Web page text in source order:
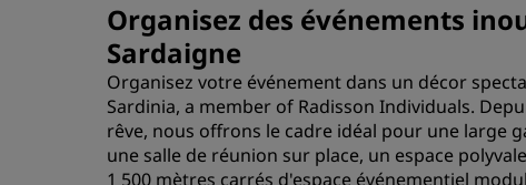
Organisez des événements
Sardaigne
Organisez votre événement dans un décor
Sardinia, a member of Radisson Individuals.
rêve, nous offrons le cadre idéal pour une large
une salle de réunion sur place, un espace
1 500 mètres carrés d'espace événementiel